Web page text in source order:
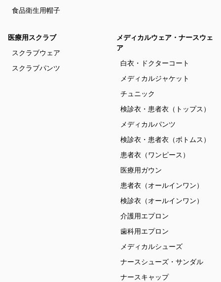
食品衛生用帽子
医療用スクラブ
スクラブウェア
スクラブパンツ
メディカルウェア・ナースウェ
ア
白衣・ドクターコート
メディカルジャケット
チュニック
検診衣・患者衣（トップス）
メディカルパンツ
検診衣・患者衣（ボトムス）
患者衣（ワンピース）
医療用ガウン
患者衣（オールインワン）
検診衣（オールインワン）
介護用エプロン
歯科用エプロン
メディカルシューズ
ナースシューズ・サンダル
ナースキャップ